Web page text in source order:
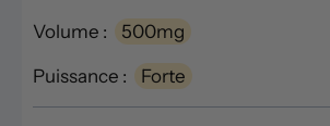
Volume : 500mg
Puissance : Forte